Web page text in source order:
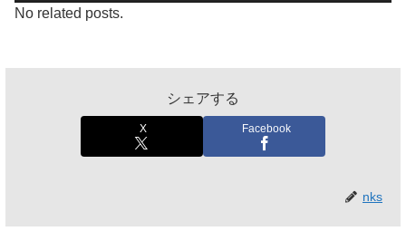
No related posts.
シェアする
X Facebook
nks